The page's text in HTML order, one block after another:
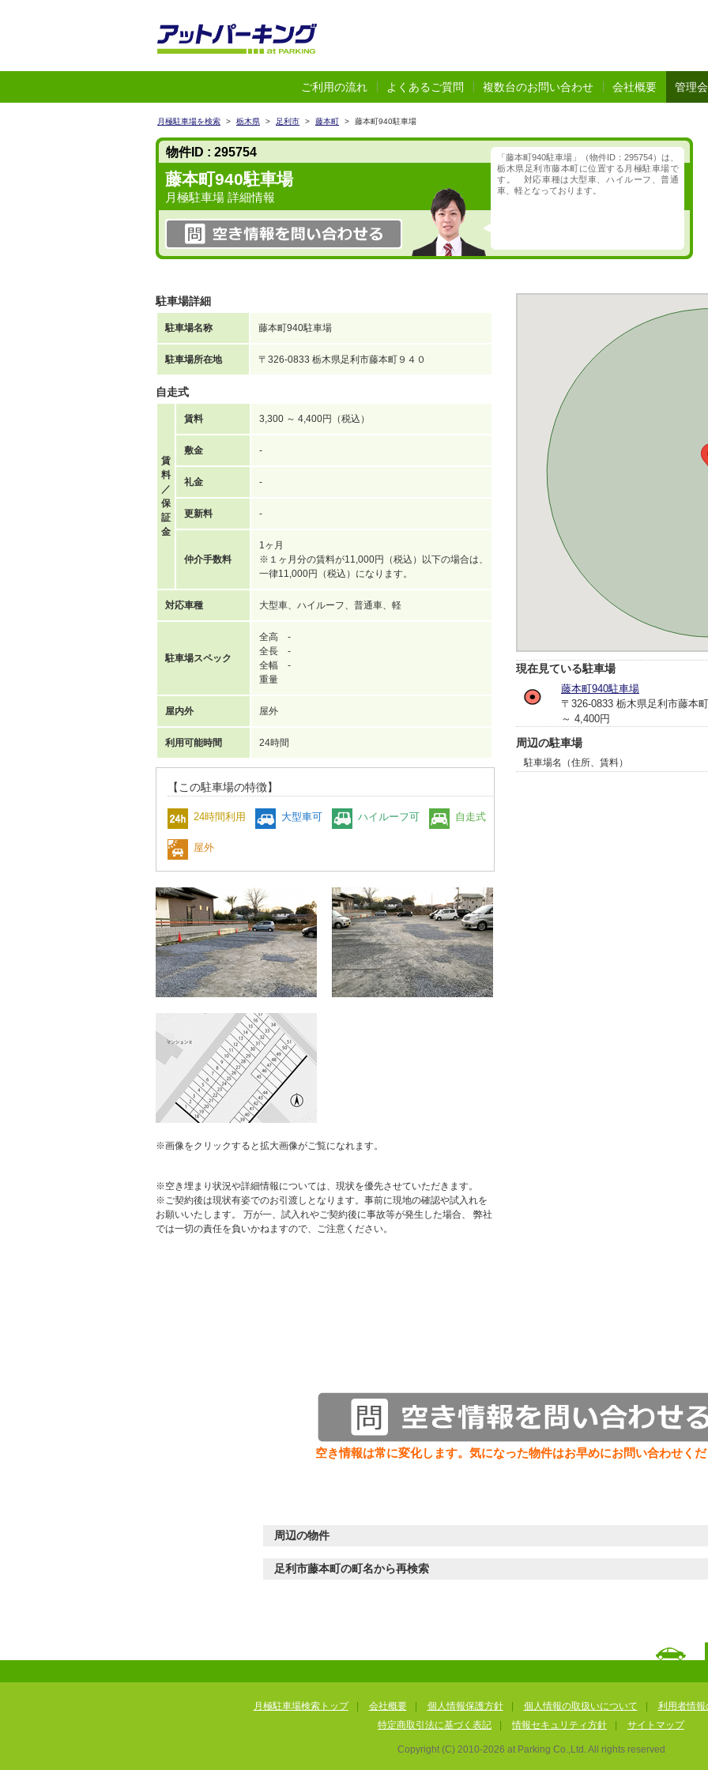
ご利用の流れ よくあるご質問 複数台のお問い合わせ 会社概要 管理
月極駐車場を検索 > 栃木県 > 足利市 > 藤本町 > 藤本町940駐車場
物件ID : 295754
藤本町940駐車場
月極駐車場 詳細情報
「藤本町940駐車場」（物件ID：295754）は、
栃木県足利市藤本町に位置する月極駐車場で
す。 対応車種は大型車、ハイルーフ、普通
車、軽となっております。
駐車場詳細
駐車場名称 藤本町940駐車場
駐車場所在地 〒326-0833 栃木県足利市藤本町９４０
自走式
賃
料
／
保
証
金
賃料 3,300 ～ 4,400円（税込）
敷金 -
礼金 -
更新料 -
仲介手数料
1ヶ月
※１ヶ月分の賃料が11,000円（税込）以下の場合は、
一律11,000円（税込）になります。
対応車種 大型車、ハイルーフ、普通車、軽
駐車場スペック
全高 -
全長 -
全幅 -
重量
屋内外 屋外
利用可能時間 24時間
【この駐車場の特徴】
24時間利用 大型車可 ハイルーフ可 自走式
屋外
※画像をクリックすると拡大画像がご覧になれます。
※空き埋まり状況や詳細情報については、現状を優先させていただきます。
※ご契約後は現状有姿でのお引渡しとなります。事前に現地の確認や試入れを
お願いいたします。 万が一、試入れやご契約後に事故等が発生した場合、 弊社
では一切の責任を負いかねますので、ご注意ください。
現在見ている駐車場
藤本町940駐車場
〒326-0833 栃木県足利市藤本
～ 4,400円
周辺の駐車場
駐車場名（住所、賃料）
空き情報は常に変化します。気になった物件はお早めにお問い合わせく
周辺の物件
足利市藤本町の町名から再検索
月極駐車場検索トップ 会社概要 個人情報保護方針 個人情報の取扱いについて
利用者情
特定商取引法に基づく表記
情報セキュリティ方針 サイトマップ
Copyright (C) 2010-2026 at Parking Co.,Ltd. All rights reserved